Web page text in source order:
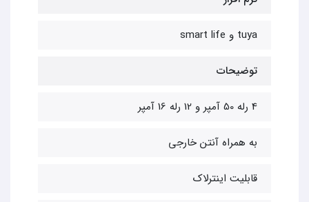
tuya و smart life
توضیحات
4 رله 50 آمپر و 12 رله 16 آمپر
به همراه آنتن خارجی
قابلیت اینترلاک